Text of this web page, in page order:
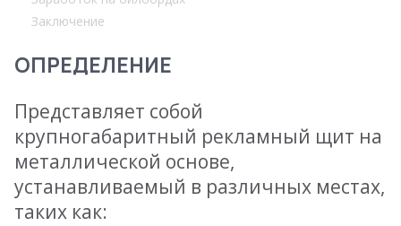
Заключение
ОПРЕДЕЛЕНИЕ
Представляет собой
крупногабаритный рекламный щит на
металлической основе,
устанавливаемый в различных местах,
таких как: